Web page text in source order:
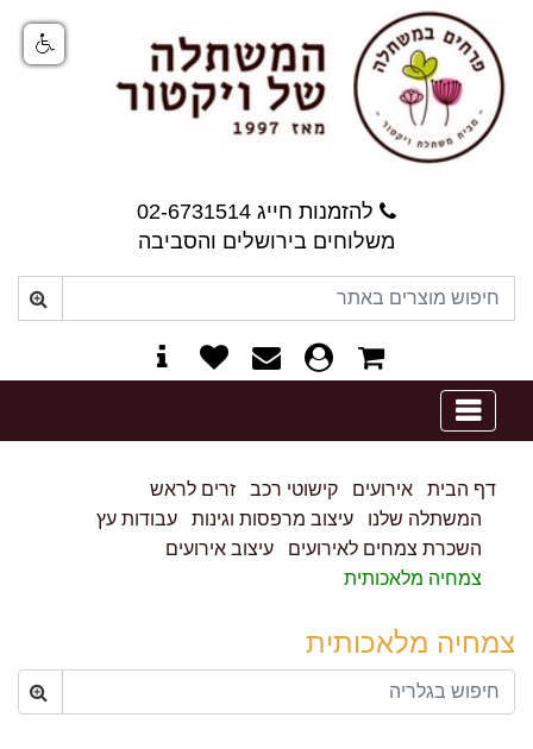
להזמנות חייג 02-6731514
משלוחים בירושלים והסביבה
דף הבית אירועים קישוטי רכב
זרים לראש
המשתלה שלנו
עיצוב מרפסות וגינות
עבודות עץ
השכרת צמחים לאירועים
עיצוב אירועים
צמחיה מלאכותית
צמחיה מלאכותית